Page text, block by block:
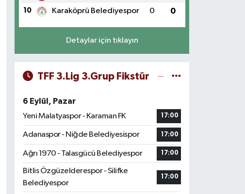
10 Karaköprü Belediyespor 0 0
Detaylar için tıklayın
TFF 3.Lig 3.Grup Fikstür
6 Eylül, Pazar
Yeni Malatyaspor - Karaman FK
17:00
Adanaspor - Niğde Belediyesispor 17:00
Ağrı 1970 - Talasgücü Belediyespor 17:00
Bitlis Özgüzelderespor - Silifke
Belediyespor
17:00